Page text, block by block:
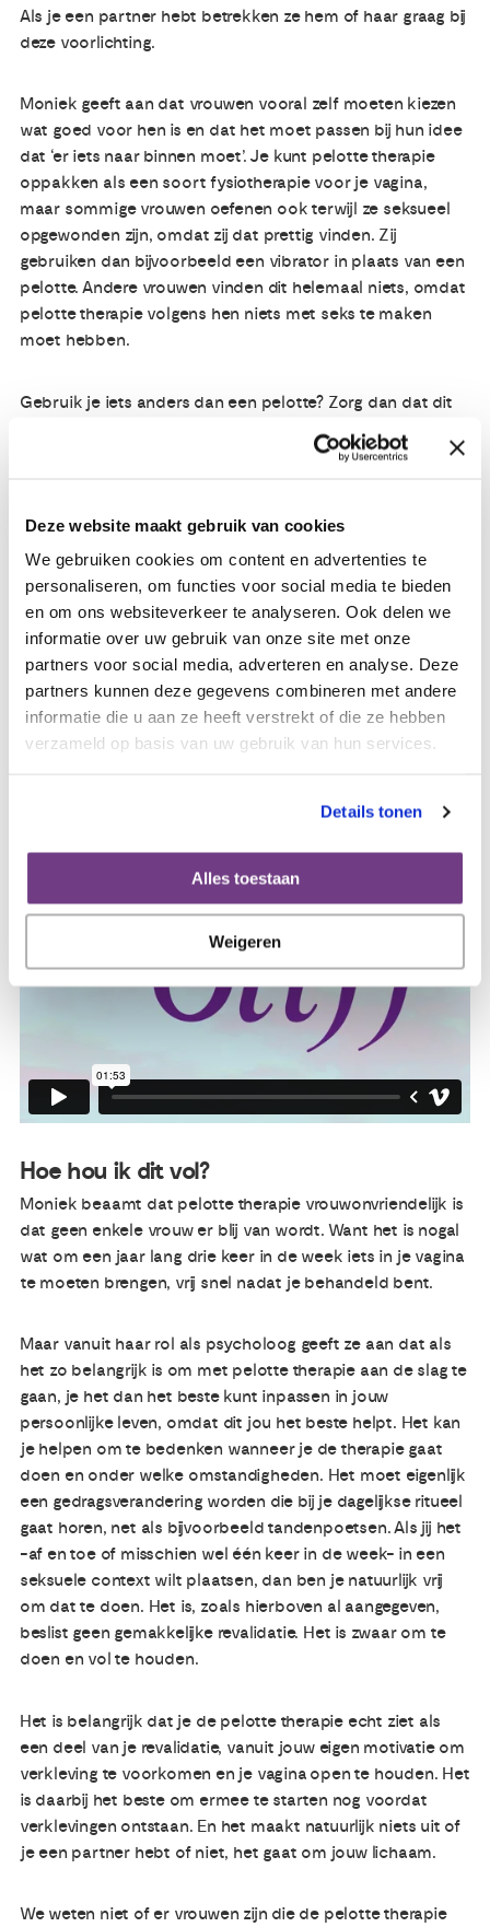
Deze website maakt gebruik van cookies
We gebruiken cookies om content en advertenties te
personaliseren, om functies voor social media te bieden
en om ons websiteverkeer te analyseren. Ook delen we
informatie over uw gebruik van onze site met onze
partners voor social media, adverteren en analyse. Deze
partners kunnen deze gegevens combineren met andere
informatie die u aan ze heeft verstrekt of die ze hebben
verzameld op basis van uw gebruik van hun services.
Details tonen
Alles toestaan
Weigeren
Als je een partner hebt betrekken ze hem of haar graag bij
deze voorlichting.
Moniek geeft aan dat vrouwen vooral zelf moeten kiezen
wat goed voor hen is en dat het moet passen bij hun idee
dat ‘er iets naar binnen moet’. Je kunt pelotte therapie
oppakken als een soort fysiotherapie voor je vagina,
maar sommige vrouwen oefenen ook terwijl ze seksueel
opgewonden zijn, omdat zij dat prettig vinden. Zij
gebruiken dan bijvoorbeeld een vibrator in plaats van een
pelotte. Andere vrouwen vinden dit helemaal niets, omdat
pelotte therapie volgens hen niets met seks te maken
moet hebben.
Gebruik je iets anders dan een pelotte? Zorg dan dat dit
niet te slap is, want dan gaat het niet in je vagina. Als je
verklevingen hebt, dan werkt dit niet goed voor het
Probeer dan voor jezelf uit te vinden wat het beste bij jou
past. Het maakt eigenlijk niet uit of je de pelottes uit het
ziekenhuis gebruikt, andere pelottes koopt, een vibrator
gebruikt, of een combinatie van de verschillende
mogelijkheden kiest.
Video: Pelottes
Hoe hou ik dit vol?
Moniek beaamt dat pelotte therapie vrouwonvriendelijk is
dat geen enkele vrouw er blij van wordt. Want het is nogal
wat om een jaar lang drie keer in de week iets in je vagina
te moeten brengen, vrij snel nadat je behandeld bent.
Maar vanuit haar rol als psycholoog geeft ze aan dat als
het zo belangrijk is om met pelotte therapie aan de slag te
gaan, je het dan het beste kunt inpassen in jouw
persoonlijke leven, omdat dit jou het beste helpt. Het kan
je helpen om te bedenken wanneer je de therapie gaat
doen en onder welke omstandigheden. Het moet eigenlijk
een gedragsverandering worden die bij je dagelijkse ritueel
gaat horen, net als bijvoorbeeld tandenpoetsen. Als jij het
-af en toe of misschien wel één keer in de week- in een
seksuele context wilt plaatsen, dan ben je natuurlijk vrij
om dat te doen. Het is, zoals hierboven al aangegeven,
beslist geen gemakkelijke revalidatie. Het is zwaar om te
doen en vol te houden.
Het is belangrijk dat je de pelotte therapie echt ziet als
een deel van je revalidatie, vanuit jouw eigen motivatie om
verkleving te voorkomen en je vagina open te houden. Het
is daarbij het beste om ermee te starten nog voordat
verklevingen ontstaan. En het maakt natuurlijk niets uit of
je een partner hebt of niet, het gaat om jouw lichaam.
We weten niet of er vrouwen zijn die de pelotte therapie